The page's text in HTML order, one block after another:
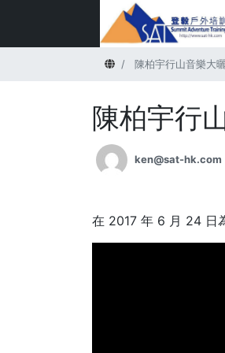
首頁 陳柏宇行山音樂大曬
陳柏宇行
ken@sat-hk.com
在 2017 年 6 月 24 日